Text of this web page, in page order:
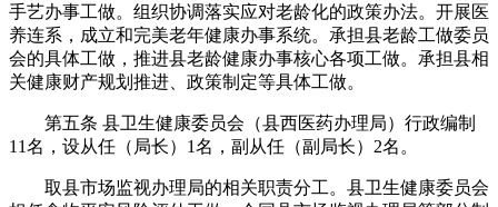
手艺办事工做。组织协调落实应对老龄化的政策办法。开展医
养连系，成立和完美老年健康办事系统。承担县老龄工做委员
会的具体工做，推进县老龄健康办事核心各项工做。承担县相
关健康财产规划推进、政策制定等具体工做。
第五条 县卫生健康委员会（县西医药办理局）行政编制
11名，设从任（局长）1名，副从任（副局长）2名。
取县市场监视办理局的相关职责分工。县卫生健康委员会